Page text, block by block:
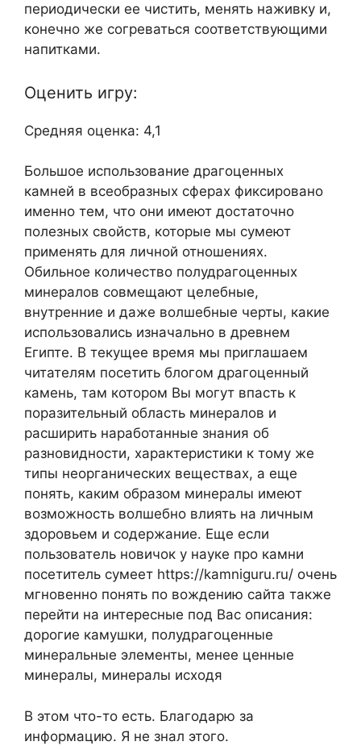
периодически ее чистить, менять наживку и,
конечно же согреваться соответствующими
напитками.
Оценить игру:
Средняя оценка: 4,1
Большое использование драгоценных
камней в всеобразных сферах фиксировано
именно тем, что они имеют достаточно
полезных свойств, которые мы сумеют
применять для личной отношениях.
Обильное количество полудрагоценных
минералов совмещают целебные,
внутренние и даже волшебные черты, какие
использовались изначально в древнем
Египте. В текущее время мы приглашаем
читателям посетить блогом драгоценный
камень, там котором Вы могут впасть к
поразительный область минералов и
расширить наработанные знания об
разновидности, характеристики к тому же
типы неорганических веществах, а еще
понять, каким образом минералы имеют
возможность волшебно влиять на личным
здоровьем и содержание. Еще если
пользователь новичок у науке про камни
посетитель сумеет https://kamniguru.ru/ очень
мгновенно понять по вождению сайта также
перейти на интересные под Вас описания:
дорогие камушки, полудрагоценные
минеральные элементы, менее ценные
минералы, минералы исходя
В этом что-то есть. Благодарю за
информацию. Я не знал этого.